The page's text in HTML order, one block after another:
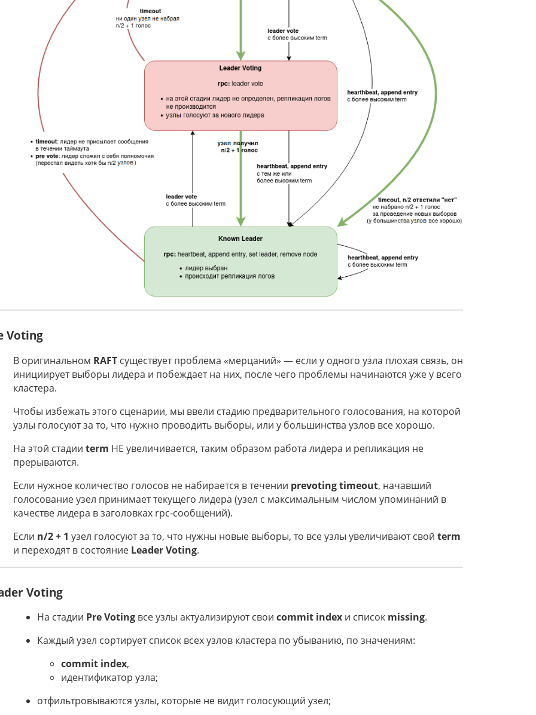
Voting
В оригинальном RAFT существует проблема «мерцаний» — если у одного узла плохая связь, он
инициирует выборы лидера и побеждает на них, после чего проблемы начинаются уже у всего
кластера.
Чтобы избежать этого сценарии, мы ввели стадию предварительного голосования, на которой
узлы голосуют за то, что нужно проводить выборы, или у большинства узлов все хорошо.
На этой стадии term НЕ увеличивается, таким образом работа лидера и репликация не
прерываются.
Если нужное количество голосов не набирается в течении prevoting timeout, начавший
голосование узел принимает текущего лидера (узел с максимальным числом упоминаний в
качестве лидера в заголовках rpc-сообщений).
Если n/2 + 1 узел голосуют за то, что нужны новые выборы, то все узлы увеличивают свой term
и переходят в состояние Leader Voting.
Voting
На стадии Pre Voting все узлы актуализируют свои commit index и список missing.
Каждый узел сортирует список всех узлов кластера по убыванию, по значениям:
commit index,
идентификатор узла;
отфильтровываются узлы, которые не видит голосующий узел;